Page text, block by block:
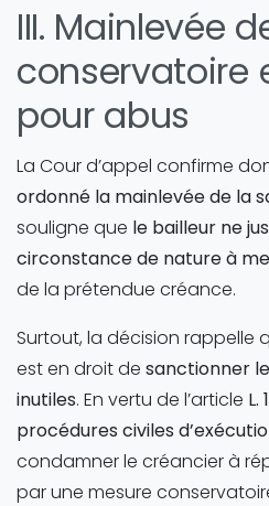
III. Mainlevée
conservatoire
pour abus
La Cour d’appel confirme
ordonné la mainlevée de la
souligne que le bailleur ne
circonstance de nature à
de la prétendue créance.
Surtout, la décision rappelle
est en droit de sanctionner
inutiles. En vertu de l’article L.
procédures civiles
condamner le créancier à
par une mesure